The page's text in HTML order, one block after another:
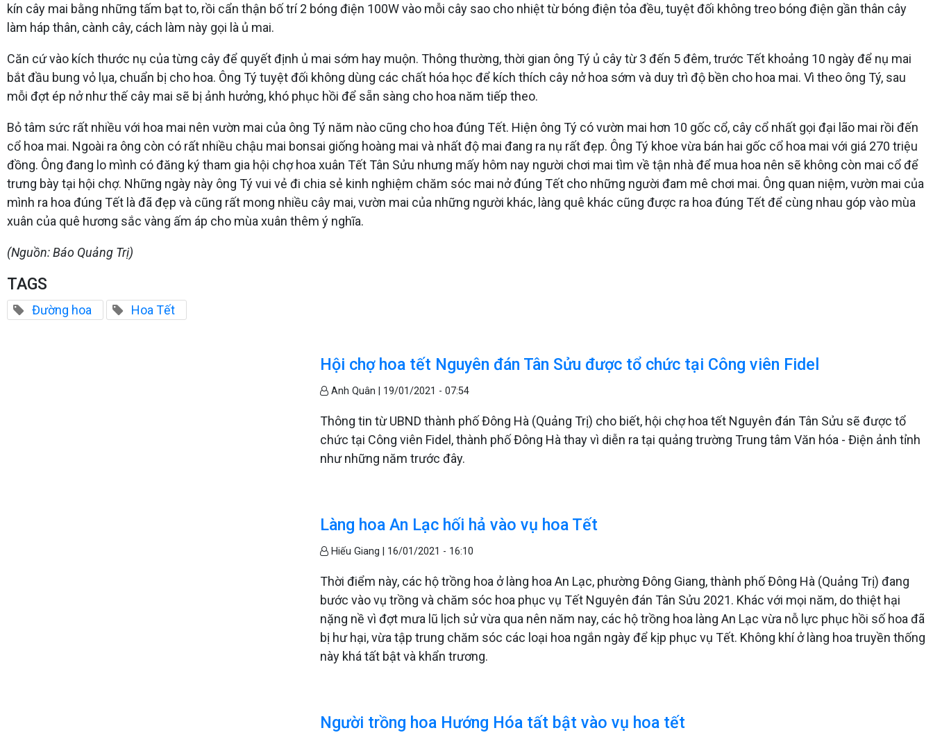
kín cây mai bằng những tấm bạt to, rồi cẩn thận bố trí 2 bóng điện 100W vào mỗi cây sao cho nhiệt từ bóng điện tỏa đều, tuyệt đối không treo bóng điện gần thân cây
làm háp thân, cành cây, cách làm này gọi là ủ mai.
Căn cứ vào kích thước nụ của từng cây để quyết định ủ mai sớm hay muộn. Thông thường, thời gian ông Tý ủ cây từ 3 đến 5 đêm, trước Tết khoảng 10 ngày để nụ mai
bắt đầu bung vỏ lụa, chuẩn bị cho hoa. Ông Tý tuyệt đối không dùng các chất hóa học để kích thích cây nở hoa sớm và duy trì độ bền cho hoa mai. Vì theo ông Tý, sau
mỗi đợt ép nở như thế cây mai sẽ bị ảnh hưởng, khó phục hồi để sẵn sàng cho hoa năm tiếp theo.
Bỏ tâm sức rất nhiều với hoa mai nên vườn mai của ông Tý năm nào cũng cho hoa đúng Tết. Hiện ông Tý có vườn mai hơn 10 gốc cổ, cây cổ nhất gọi đại lão mai rồi đến
cổ hoa mai. Ngoài ra ông còn có rất nhiều chậu mai bonsai giống hoàng mai và nhất độ mai đang ra nụ rất đẹp. Ông Tý khoe vừa bán hai gốc cổ hoa mai với giá 270 triệu
đồng. Ông đang lo mình có đăng ký tham gia hội chợ hoa xuân Tết Tân Sửu nhưng mấy hôm nay người chơi mai tìm về tận nhà để mua hoa nên sẽ không còn mai cổ để
trưng bày tại hội chợ. Những ngày này ông Tý vui vẻ đi chia sẻ kinh nghiệm chăm sóc mai nở đúng Tết cho những người đam mê chơi mai. Ông quan niệm, vườn mai của
mình ra hoa đúng Tết là đã đẹp và cũng rất mong nhiều cây mai, vườn mai của những người khác, làng quê khác cũng được ra hoa đúng Tết để cùng nhau góp vào mùa
xuân của quê hương sắc vàng ấm áp cho mùa xuân thêm ý nghĩa.
(Nguồn: Báo Quảng Trị)
TAGS
Đường hoa Hoa Tết
Hội chợ hoa tết Nguyên đán Tân Sửu được tổ chức tại Công viên Fidel
Anh Quân | 19/01/2021 - 07:54
Thông tin từ UBND thành phố Đông Hà (Quảng Trị) cho biết, hội chợ hoa tết Nguyên đán Tân Sửu sẽ được tổ
chức tại Công viên Fidel, thành phố Đông Hà thay vì diễn ra tại quảng trường Trung tâm Văn hóa - Điện ảnh tỉnh
như những năm trước đây.
Làng hoa An Lạc hối hả vào vụ hoa Tết
Hiếu Giang | 16/01/2021 - 16:10
Thời điểm này, các hộ trồng hoa ở làng hoa An Lạc, phường Đông Giang, thành phố Đông Hà (Quảng Trị) đang
bước vào vụ trồng và chăm sóc hoa phục vụ Tết Nguyên đán Tân Sửu 2021. Khác với mọi năm, do thiệt hại
nặng nề vì đợt mưa lũ lịch sử vừa qua nên năm nay, các hộ trồng hoa làng An Lạc vừa nỗ lực phục hồi số hoa đã
bị hư hại, vừa tập trung chăm sóc các loại hoa ngắn ngày để kịp phục vụ Tết. Không khí ở làng hoa truyền thống
này khá tất bật và khẩn trương.
Người trồng hoa Hướng Hóa tất bật vào vụ hoa tết